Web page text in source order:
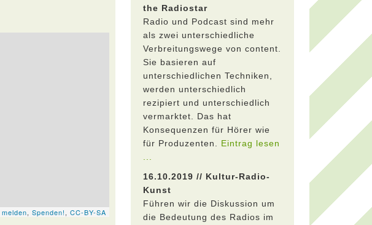
the Radiostar
Radio und Podcast sind mehr
als zwei unterschiedliche
Verbreitungswege von content.
Sie basieren auf
unterschiedlichen Techniken,
werden unterschiedlich
rezipiert und unterschiedlich
vermarktet. Das hat
Konsequenzen für Hörer wie
für Produzenten. Eintrag lesen
16.10.2019 // Kultur-Radio-
Kunst
Führen wir die Diskussion um
die Bedeutung des Radios im